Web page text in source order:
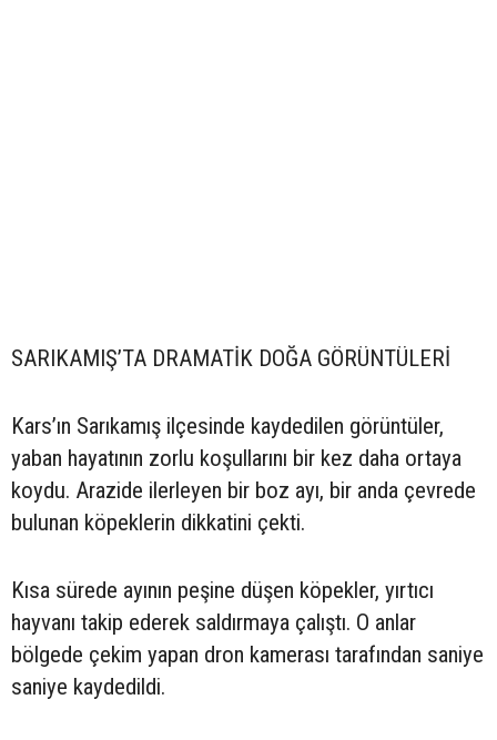
SARIKAMIŞ’TA DRAMATİK DOĞA GÖRÜNTÜLERİ
Kars’ın Sarıkamış ilçesinde kaydedilen görüntüler,
yaban hayatının zorlu koşullarını bir kez daha ortaya
koydu. Arazide ilerleyen bir boz ayı, bir anda çevrede
bulunan köpeklerin dikkatini çekti.
Kısa sürede ayının peşine düşen köpekler, yırtıcı
hayvanı takip ederek saldırmaya çalıştı. O anlar
bölgede çekim yapan dron kamerası tarafından saniye
saniye kaydedildi.